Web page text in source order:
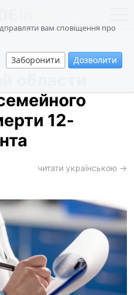
вам сповіщення про
Заборонити Дозволити
общество
происшествия
криминал
техно
харьков
архив
gambling
области
12-
читати українською →